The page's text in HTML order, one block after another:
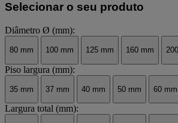
Selecionar o seu produto
Diâmetro Ø (mm):
80 mm 100 mm 125 mm 160 mm
Piso largura (mm):
35 mm 37 mm 40 mm 50 mm 60 mm
Largura total (mm):